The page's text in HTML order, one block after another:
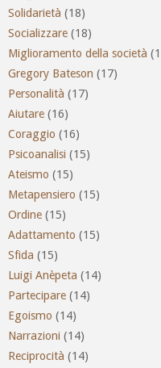
Solidarietà (18)
Socializzare (18)
Miglioramento della società
Gregory Bateson (17)
Personalità (17)
Aiutare (16)
Coraggio (16)
Psicoanalisi (15)
Ateismo (15)
Metapensiero (15)
Ordine (15)
Adattamento (15)
Sfida (15)
Luigi Anèpeta (14)
Partecipare (14)
Egoismo (14)
Narrazioni (14)
Reciprocità (14)